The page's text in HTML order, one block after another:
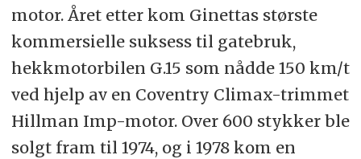
motor. Året etter kom Ginettas største
kommersielle suksess til gatebruk,
hekkmotorbilen G.15 som nådde 150 km/t
ved hjelp av en Coventry Climax-trimmet
Hillman Imp-motor. Over 600 stykker ble
solgt fram til 1974, og i 1978 kom en